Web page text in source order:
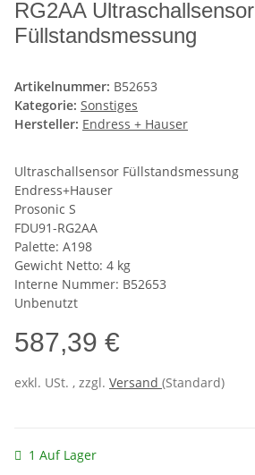
RG2AA Ultraschallsensor
Füllstandsmessung
Artikelnummer: B52653
Kategorie: Sonstiges
Hersteller: Endress + Hauser
Ultraschallsensor Füllstandsmessung
Endress+Hauser
Prosonic S
FDU91-RG2AA
Palette: A198
Gewicht Netto: 4 kg
Interne Nummer: B52653
Unbenutzt
587,39 €
exkl. USt. , zzgl. Versand (Standard)
1 Auf Lager